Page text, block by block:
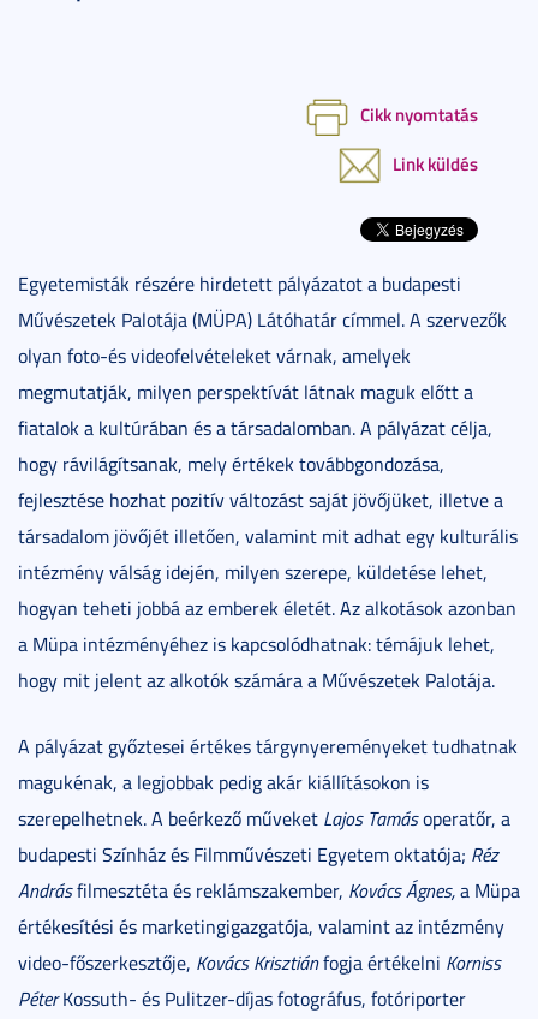
Cikk nyomtatás
Link küldés
Egyetemisták részére hirdetett pályázatot a budapesti
Művészetek Palotája (MÜPA) Látóhatár címmel. A szervezők
olyan foto-és videofelvételeket várnak, amelyek
megmutatják, milyen perspektívát látnak maguk előtt a
fiatalok a kultúrában és a társadalomban. A pályázat célja,
hogy rávilágítsanak, mely értékek továbbgondozása,
fejlesztése hozhat pozitív változást saját jövőjüket, illetve a
társadalom jövőjét illetően, valamint mit adhat egy kulturális
intézmény válság idején, milyen szerepe, küldetése lehet,
hogyan teheti jobbá az emberek életét. Az alkotások azonban
a Müpa intézményéhez is kapcsolódhatnak: témájuk lehet,
hogy mit jelent az alkotók számára a Művészetek Palotája.
A pályázat győztesei értékes tárgynyereményeket tudhatnak
magukénak, a legjobbak pedig akár kiállításokon is
szerepelhetnek. A beérkező műveket Lajos Tamásoperatőr, a
budapesti Színház és Filmművészeti Egyetem oktatója; Réz
Andrásfilmesztéta és reklámszakember, Kovács Ágnes,a Müpa
értékesítési és marketingigazgatója, valamint az intézmény
video-főszerkesztője, Kovács Krisztiánfogja értékelni Korniss
PéterKossuth- és Pulitzer-díjas fotográfus, fotóriporter